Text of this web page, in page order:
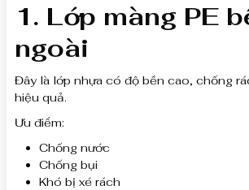
1. Lớp màng PE
ngoài
Đây là lớp nhựa có độ bền cao, chống
hiệu quả.
Ưu điểm:
Chống nước
Chống bụi
Khó bị xé rách